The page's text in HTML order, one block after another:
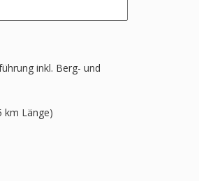
inkl. Berg- und
km Länge)